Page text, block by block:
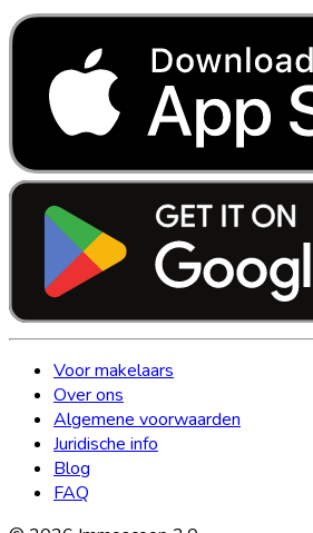
Voor makelaars
Over ons
Algemene voorwaarden
Juridische info
Blog
FAQ